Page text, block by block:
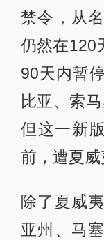
禁令，从
仍然在120
90天内暂
比亚、索
但这一新
前，遭夏威
除了夏威
亚州、马